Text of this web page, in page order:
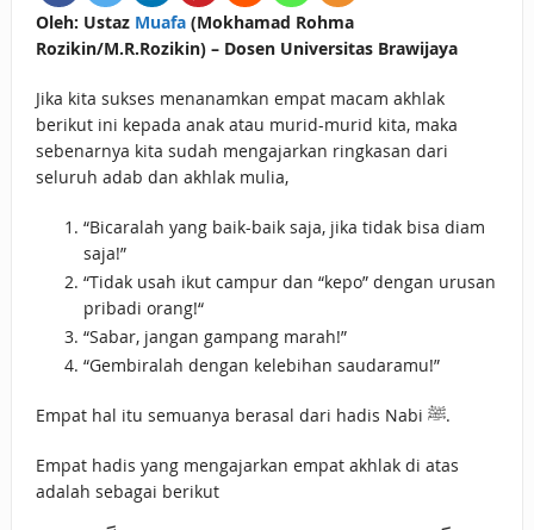
Oleh: Ustaz Muafa(Mokhamad Rohma
Rozikin/M.R.Rozikin) – Dosen Universitas Brawijaya
Jika kita sukses menanamkan empat macam akhlak
berikut ini kepada anak atau murid-murid kita, maka
sebenarnya kita sudah mengajarkan ringkasan dari
seluruh adab dan akhlak mulia,
“Bicaralah yang baik-baik saja, jika tidak bisa diam
saja!”
“Tidak usah ikut campur dan “kepo” dengan urusan
pribadi orang!“
“Sabar, jangan gampang marah!”
“Gembiralah dengan kelebihan saudaramu!”
Empat hal itu semuanya berasal dari hadis Nabi ﷺ.
Empat hadis yang mengajarkan empat akhlak di atas
adalah sebagai berikut